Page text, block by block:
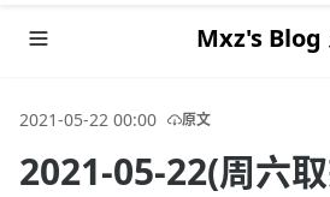
Mxz's Blog
2021-05-22 00:00 原文
2021-05-22(周六